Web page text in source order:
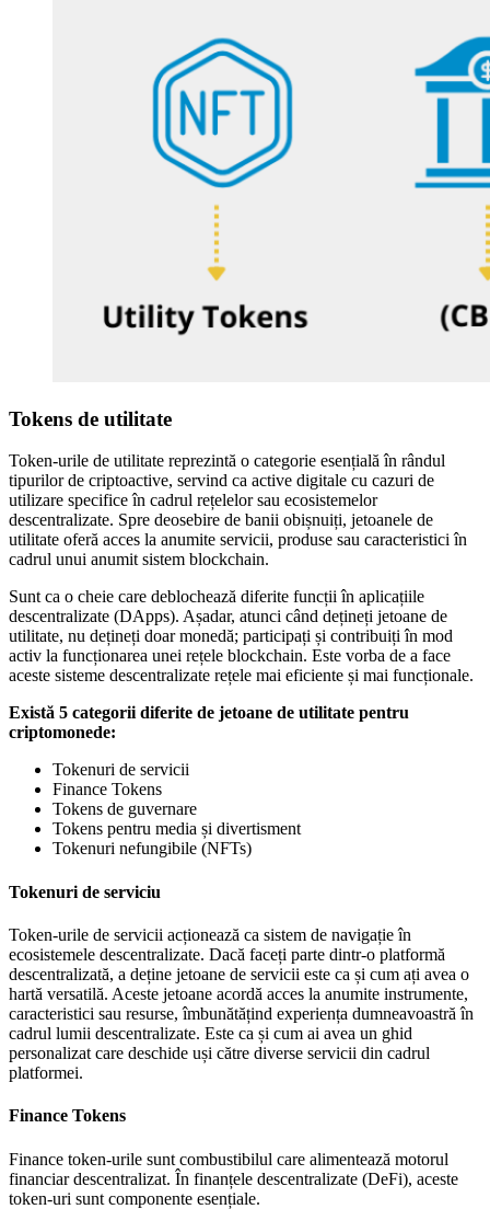
Tokens de utilitate
Token-urile de utilitate reprezintă o categorie esențială în rândul
tipurilor de criptoactive, servind ca active digitale cu cazuri de
utilizare specifice în cadrul rețelelor sau ecosistemelor
descentralizate. Spre deosebire de banii obișnuiți, jetoanele de
utilitate oferă acces la anumite servicii, produse sau caracteristici în
cadrul unui anumit sistem blockchain.
Sunt ca o cheie care deblochează diferite funcții în aplicațiile
descentralizate (DApps). Așadar, atunci când dețineți jetoane de
utilitate, nu dețineți doar monedă; participați și contribuiți în mod
activ la funcționarea unei rețele blockchain. Este vorba de a face
aceste sisteme descentralizate rețele mai eficiente și mai funcționale.
Există 5 categorii diferite de jetoane de utilitate pentru
criptomonede:
Tokenuri de servicii
Finance Tokens
Tokens de guvernare
Tokens pentru media și divertisment
Tokenuri nefungibile (NFTs)
Tokenuri de serviciu
Token-urile de servicii acționează ca sistem de navigație în
ecosistemele descentralizate. Dacă faceți parte dintr-o platformă
descentralizată, a deține jetoane de servicii este ca și cum ați avea o
hartă versatilă. Aceste jetoane acordă acces la anumite instrumente,
caracteristici sau resurse, îmbunătățind experiența dumneavoastră în
cadrul lumii descentralizate. Este ca și cum ai avea un ghid
personalizat care deschide uși către diverse servicii din cadrul
platformei.
Finance Tokens
Finance token-urile sunt combustibilul care alimentează motorul
financiar descentralizat. În finanțele descentralizate (DeFi), aceste
token-uri sunt componente esențiale.